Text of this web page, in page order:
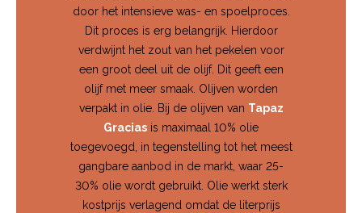
door het intensieve was- en spoelproces.
Dit proces is erg belangrijk. Hierdoor
verdwijnt het zout van het pekelen voor
een groot deel uit de olijf. Dit geeft een
olijf met meer smaak. Olijven worden
verpakt in olie. Bij de olijven van Tapaz
Gracias is maximaal 10% olie
toegevoegd, in tegenstelling tot het meest
gangbare aanbod in de markt, waar 25-
30% olie wordt gebruikt. Olie werkt sterk
kostprijs verlagend omdat de literprijs